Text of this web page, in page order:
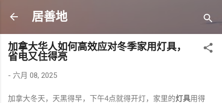
居善地
加拿大华人如何高效应对冬季家用灯具，
省电又住得亮
- 六月 08, 2025
加拿大冬天，天黑得早，下午4点就得开灯，家里的灯具用得